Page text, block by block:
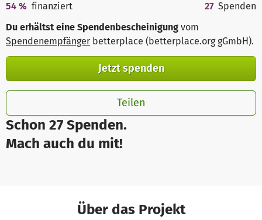
Schon 27 Spenden.
Mach auch du mit!
54 % finanziert 27 Spenden
Du erhältst eine Spendenbescheinigung vom
Spendenempfänger betterplace (betterplace.org gGmbH).
Jetzt spenden
Teilen
Über das Projekt